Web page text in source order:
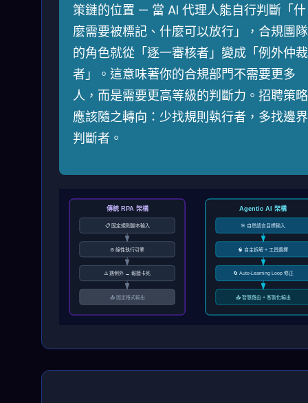
策鏈的位置 — 當 AI 代理人能自行判斷「什
麼需要被標記、什麼可以放行」，合規團隊
的角色就從「逐一審核者」變成「例外仲裁
者」。這意味著你的合規部門不需要更多
人，而是需要更高等級的判斷力。招聘策略
應該隨之轉向：少找規則執行者，多找邊界
判斷者。
傳統 RPA 架構
📋 固定規則腳本輸入
⚙️ 線性執行引擎
⚠️ 遇例外 → 報錯卡死
📤 固定格式輸出
Agentic AI 架構
🎯 自然語言目標輸入
🧠 自主拆解 + 工具選擇
🔄 Auto-Learning Loop 修正
📤 智慧路由 + 客製化輸出